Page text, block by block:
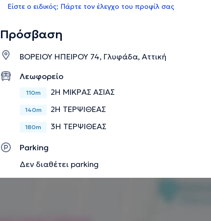
Είστε ο ειδικός; Πάρτε τον έλεγχο του προφίλ σας
Πρόσβαση
ΒΟΡΕΙΟΥ ΗΠΕΙΡΟΥ 74, Γλυφάδα, Αττική
Λεωφορείο
110m 2Η ΜΙΚΡΑΣ ΑΣΙΑΣ
140m 2Η ΤΕΡΨΙΘΕΑΣ
180m 3Η ΤΕΡΨΙΘΕΑΣ
Parking
Δεν διαθέτει parking